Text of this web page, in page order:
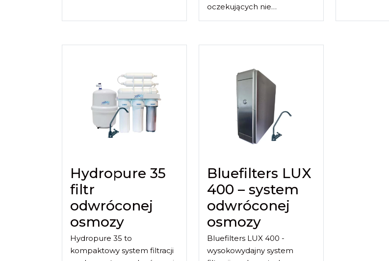
oczekujących nie…
Hydropure 35
filtr
odwróconej
osmozy
Hydropure 35 to
kompaktowy system filtracji
Bluefilters LUX
400 – system
odwróconej
osmozy
Bluefilters LUX 400 -
wysokowydajny system